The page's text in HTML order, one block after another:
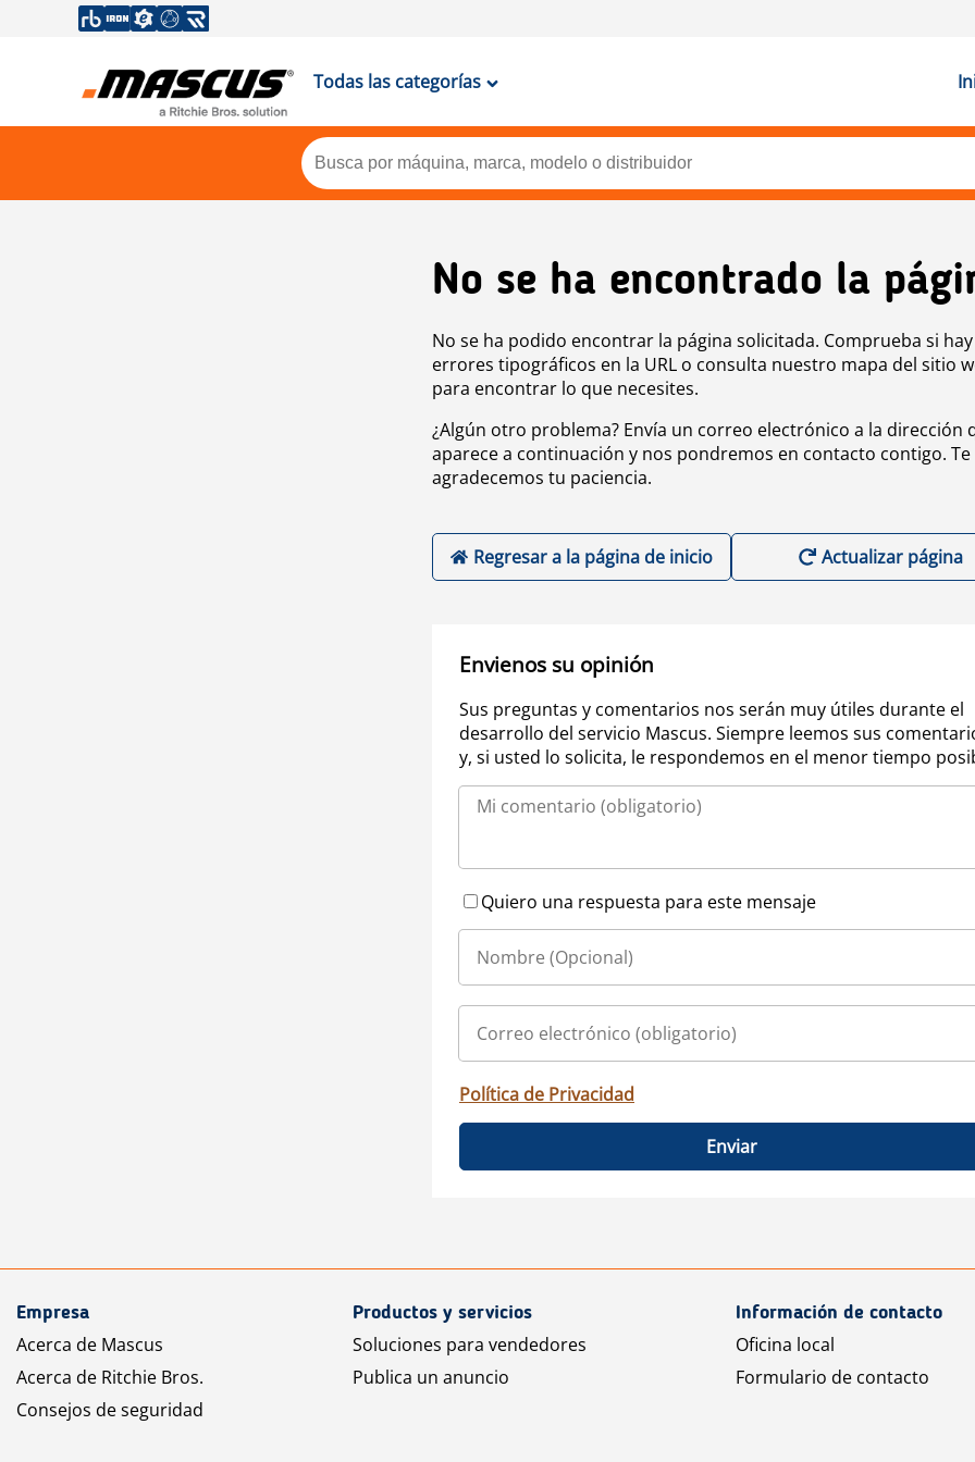
Todas las categorías
No se ha encontrado la
No se ha podido encontrar la página solicitada. Comprueba si hay
errores tipográficos en la URL o consulta nuestro mapa del sitio
para encontrar lo que necesites.
¿Algún otro problema? Envía un correo electrónico a la dirección
aparece a continuación y nos pondremos en contacto contigo. Te
agradecemos tu paciencia.
Regresar a la página de inicio Actualizar página
Envienos su opinión
Sus preguntas y comentarios nos serán muy útiles durante el
desarrollo del servicio Mascus. Siempre leemos sus
y, si usted lo solicita, le respondemos en el menor tiempo
Quiero una respuesta para este mensaje
Política de Privacidad
Enviar
Empresa
Acerca de Mascus
Acerca de Ritchie Bros.
Consejos de seguridad
Productos y servicios
Soluciones para vendedores
Publica un anuncio
Información de contacto
Oficina local
Formulario de contacto